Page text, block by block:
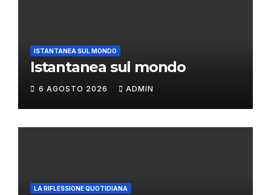
ISTANTANEA SUL MONDO
Istantanea sul mondo
6 AGOSTO 2026 ADMIN
LA RIFLESSIONE QUOTIDIANA